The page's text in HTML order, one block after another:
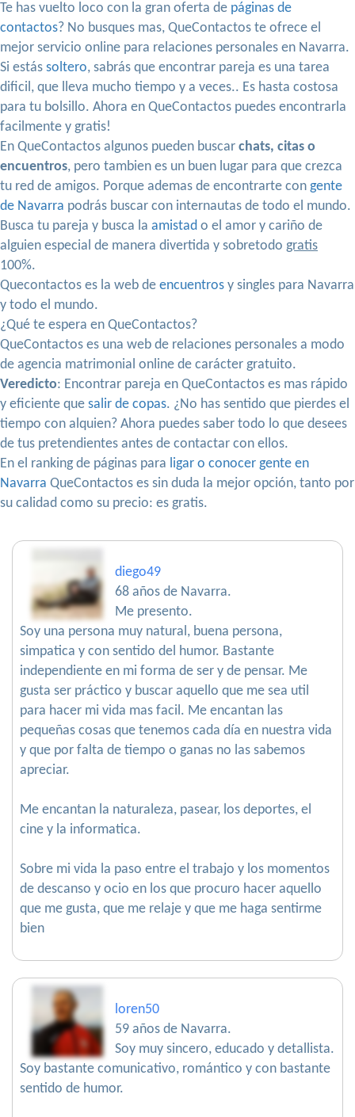
Te has vuelto loco con la gran oferta de páginas de
contactos? No busques mas, QueContactos te ofrece el
mejor servicio online para relaciones personales en Navarra.
Si estás soltero, sabrás que encontrar pareja es una tarea
dificil, que lleva mucho tiempo y a veces.. Es hasta costosa
para tu bolsillo. Ahora en QueContactos puedes encontrarla
facilmente y gratis!
En QueContactos algunos pueden buscar chats, citas o
encuentros, pero tambien es un buen lugar para que crezca
tu red de amigos. Porque ademas de encontrarte con gente
de Navarra podrás buscar con internautas de todo el mundo.
Busca tu pareja y busca la amistad o el amor y cariño de
alguien especial de manera divertida y sobretodo gratis
100%.
Quecontactos es la web de encuentros y singles para Navarra
y todo el mundo.
¿Qué te espera en QueContactos?
QueContactos es una web de relaciones personales a modo
de agencia matrimonial online de carácter gratuito.
Veredicto: Encontrar pareja en QueContactos es mas rápido
y eficiente que salir de copas. ¿No has sentido que pierdes el
tiempo con alquien? Ahora puedes saber todo lo que desees
de tus pretendientes antes de contactar con ellos.
En el ranking de páginas para ligar o conocer gente en
Navarra QueContactos es sin duda la mejor opción, tanto por
su calidad como su precio: es gratis.
diego49
68 años de Navarra.
Me presento.
Soy una persona muy natural, buena persona,
simpatica y con sentido del humor. Bastante
independiente en mi forma de ser y de pensar. Me
gusta ser práctico y buscar aquello que me sea util
para hacer mi vida mas facil. Me encantan las
pequeñas cosas que tenemos cada día en nuestra vida
y que por falta de tiempo o ganas no las sabemos
apreciar.
Me encantan la naturaleza, pasear, los deportes, el
cine y la informatica.
Sobre mi vida la paso entre el trabajo y los momentos
de descanso y ocio en los que procuro hacer aquello
que me gusta, que me relaje y que me haga sentirme
bien
loren50
59 años de Navarra.
Soy muy sincero, educado y detallista.
Soy bastante comunicativo, romántico y con bastante
sentido de humor.